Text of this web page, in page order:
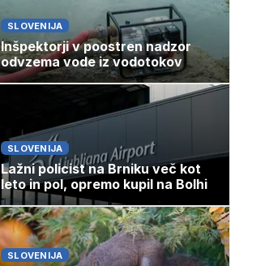
SLOVENIJA
Inšpektorji v poostren nadzor
odvzema vode iz vodotokov
SLOVENIJA
Lažni policist na Brniku več kot
leto in pol, opremo kupil na Bolhi
SLOVENIJA